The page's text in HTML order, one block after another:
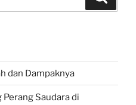
dan Dampaknya
Saudara di